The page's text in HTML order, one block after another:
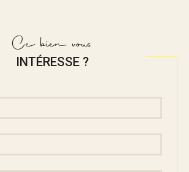
Ce bien vous
INTÉRESSE ?